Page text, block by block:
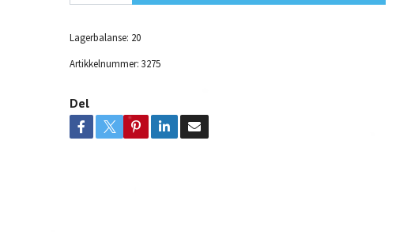
Lagerbalanse: 20
Artikkelnummer: 3275
Del